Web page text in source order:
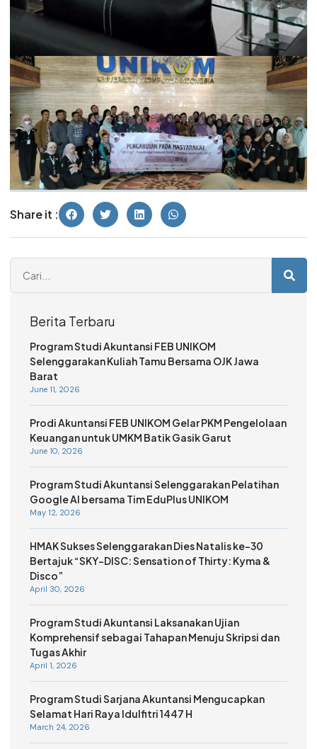
Share it :
Berita Terbaru
Program Studi Akuntansi FEB UNIKOM
Selenggarakan Kuliah Tamu Bersama OJK Jawa
Barat
June 11, 2026
Prodi Akuntansi FEB UNIKOM Gelar PKM Pengelolaan
Keuangan untuk UMKM Batik Gasik Garut
June 10, 2026
Program Studi Akuntansi Selenggarakan Pelatihan
Google AI bersama Tim EduPlus UNIKOM
May 12, 2026
HMAK Sukses Selenggarakan Dies Natalis ke-30
Bertajuk “SKY-DISC: Sensation of Thirty: Kyma &
Disco”
April 30, 2026
Program Studi Akuntansi Laksanakan Ujian
Komprehensif sebagai Tahapan Menuju Skripsi dan
Tugas Akhir
April 1, 2026
Program Studi Sarjana Akuntansi Mengucapkan
Selamat Hari Raya Idulfitri 1447 H
March 24, 2026